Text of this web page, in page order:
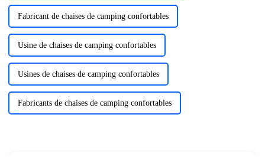
Fabricant de chaises de camping confortables
Usine de chaises de camping confortables
Usines de chaises de camping confortables
Fabricants de chaises de camping confortables